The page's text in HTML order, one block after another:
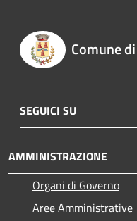
Comune
SEGUICI SU
AMMINISTRAZIONE
Organi di Governo
Aree Amministrative